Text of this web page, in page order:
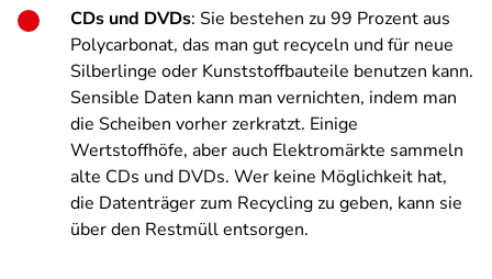
CDs und DVDs: Sie bestehen zu 99 Prozent aus
Polycarbonat, das man gut recyceln und für neue
Silberlinge oder Kunststoffbauteile benutzen kann.
Sensible Daten kann man vernichten, indem man
die Scheiben vorher zerkratzt. Einige
Wertstoffhöfe, aber auch Elektromärkte sammeln
alte CDs und DVDs. Wer keine Möglichkeit hat,
die Datenträger zum Recycling zu geben, kann sie
über den Restmüll entsorgen.